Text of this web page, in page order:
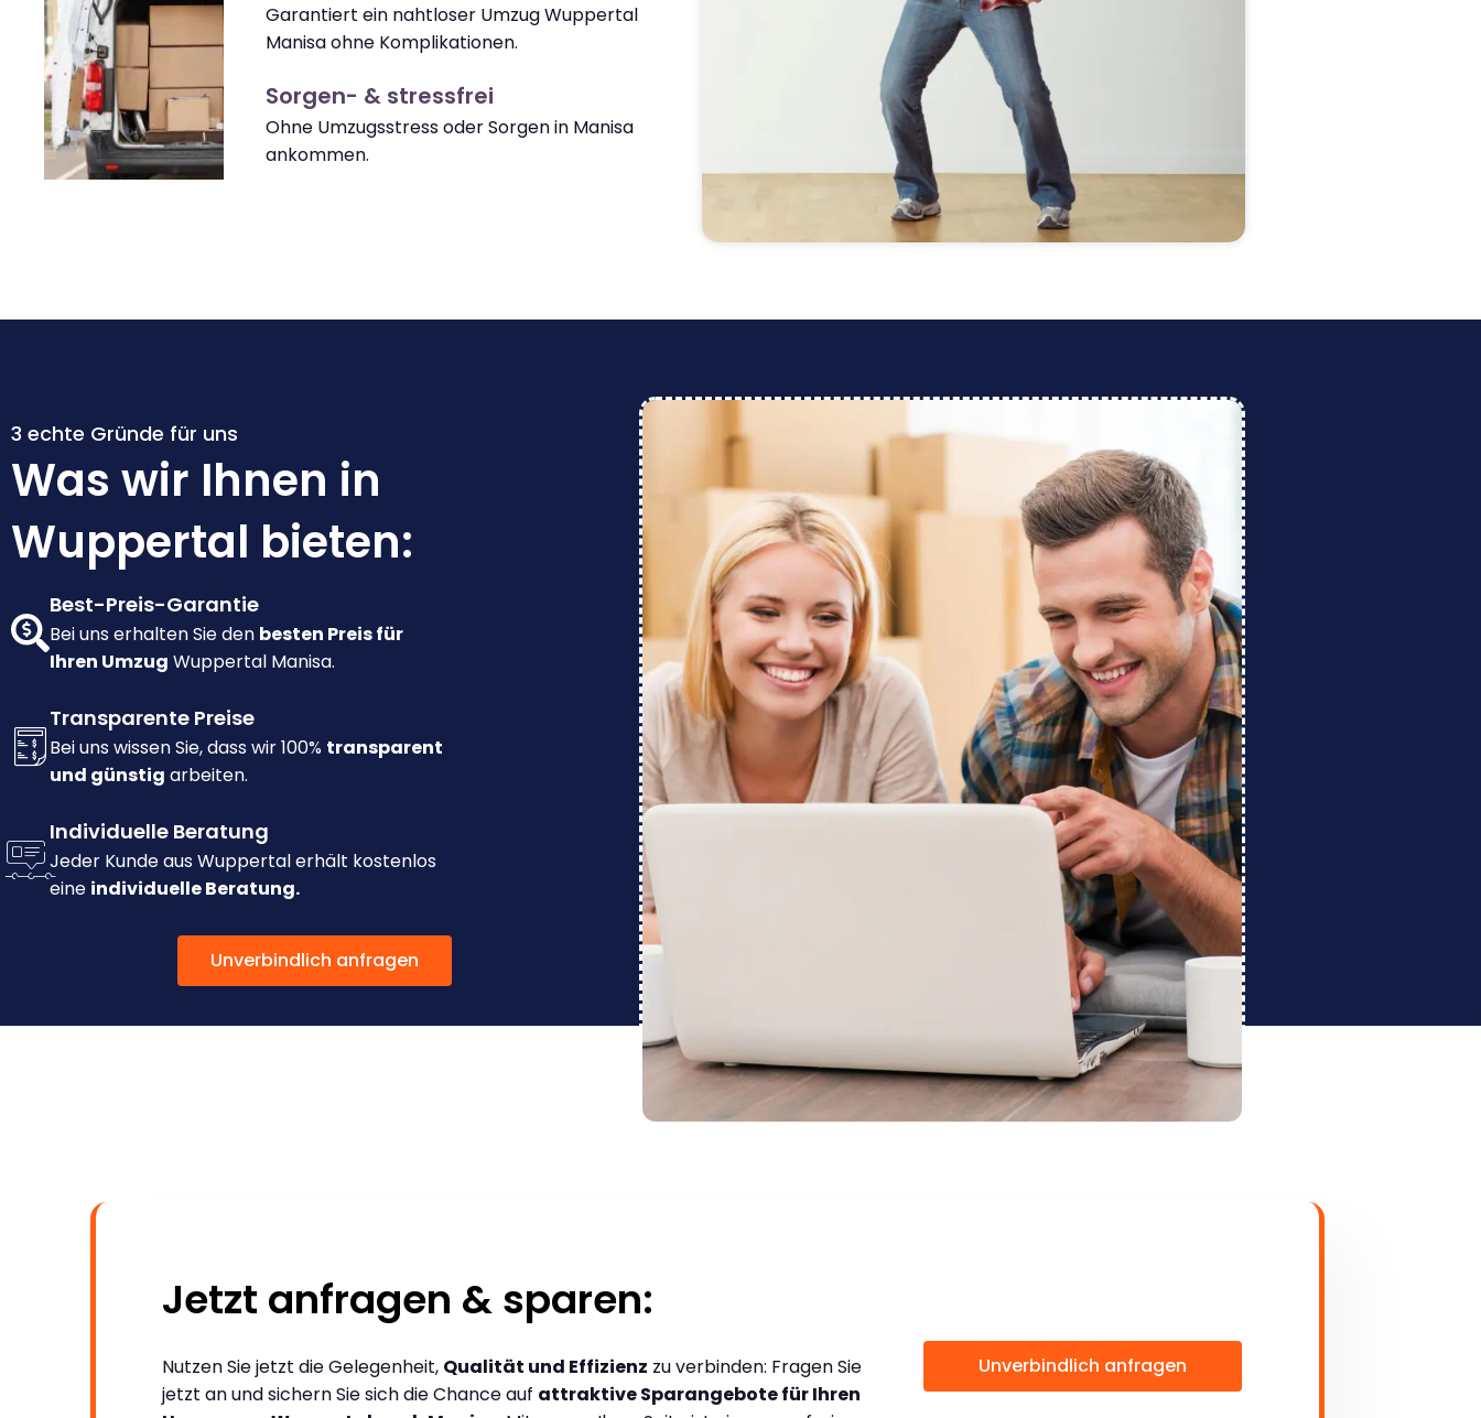
Garantiert ein nahtloser Umzug Wuppertal
Manisa ohne Komplikationen.
Sorgen- & stressfrei
Ohne Umzugsstress oder Sorgen in Manisa
ankommen.
3 echte Gründe für uns
Was wir Ihnen in
Wuppertal bieten:
Best-Preis-Garantie
Bei uns erhalten Sie den besten Preis für
Ihren Umzug Wuppertal Manisa.
Transparente Preise
Bei uns wissen Sie, dass wir 100% transparent
und günstig arbeiten.
Individuelle Beratung
Jeder Kunde aus Wuppertal erhält kostenlos
eine individuelle Beratung.
Unverbindlich anfragen
Jetzt anfragen & sparen:
Nutzen Sie jetzt die Gelegenheit, Qualität und Effizienz zu verbinden: Fragen Sie
jetzt an und sichern Sie sich die Chance auf attraktive Sparangebote für Ihren
Unverbindlich anfragen